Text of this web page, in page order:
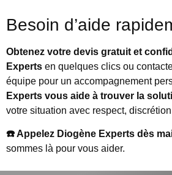
Besoin d’aide
Obtenez votre devis gratuit et
Experts en quelques clics ou
équipe pour un accompagnement
Experts vous aide à trouver la
votre situation avec respect,
☎️ Appelez Diogène Experts dès
sommes là pour vous aider.